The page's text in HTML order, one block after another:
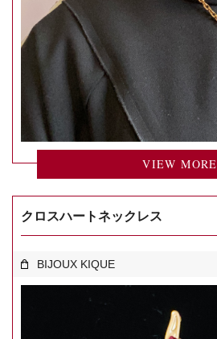
VIEW MORE
クロスハートネックレス
BIJOUX KIQUE